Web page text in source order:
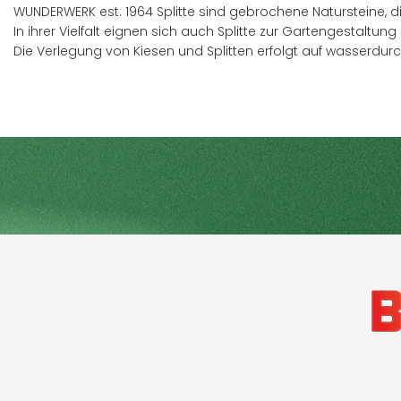
WUNDERWERK est. 1964 Splitte sind gebrochene
In ihrer Vielfalt eignen sich auch Splitte zur
Die Verlegung von Kiesen und Splitten erfolgt auf